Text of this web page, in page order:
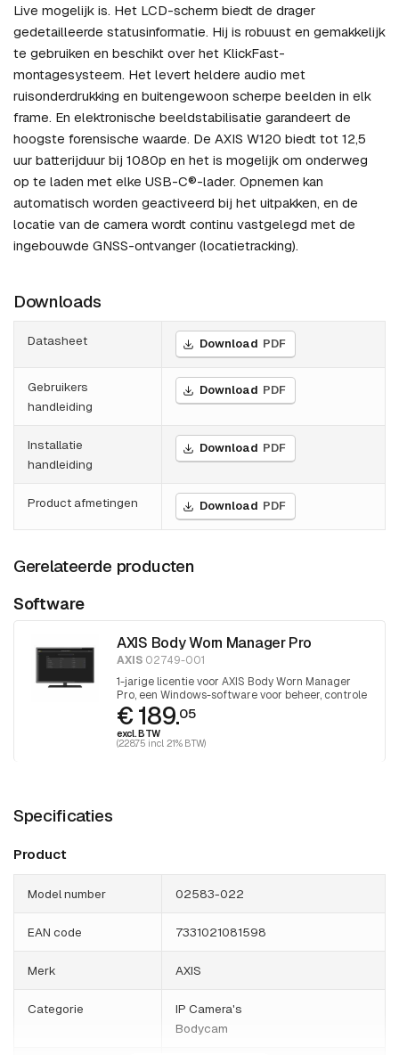
Live mogelijk is. Het LCD-scherm biedt de drager
gedetailleerde statusinformatie. Hij is robuust en gemakkelijk
te gebruiken en beschikt over het KlickFast-
montagesysteem. Het levert heldere audio met
ruisonderdrukking en buitengewoon scherpe beelden in elk
frame. En elektronische beeldstabilisatie garandeert de
hoogste forensische waarde. De AXIS W120 biedt tot 12,5
uur batterijduur bij 1080p en het is mogelijk om onderweg
op te laden met elke USB-C®-lader. Opnemen kan
automatisch worden geactiveerd bij het uitpakken, en de
locatie van de camera wordt continu vastgelegd met de
ingebouwde GNSS-ontvanger (locatietracking).
Downloads
Datasheet Download PDF
Gebruikers
handleiding
Download PDF
Installatie
handleiding
Download PDF
Product afmetingen Download PDF
Gerelateerde producten
Software
AXIS Body Worn Manager Pro
AXIS 02749-001
1-jarige licentie voor AXIS Body Worn Manager
Pro, een Windows-software voor beheer, controle
en tracking van meerdere bodycam-systemen.
€ 189.05
excl. BTW
(228.75 incl. 21% BTW)
Specificaties
Product
Model number 02583-022
EAN code 7331021081598
Merk AXIS
Categorie
IP Camera's
Bodycam